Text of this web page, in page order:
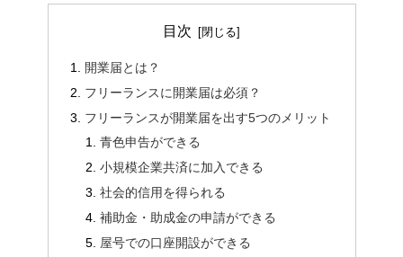
目次
開業届とは？
フリーランスに開業届は必須？
フリーランスが開業届を出す5つのメリット
青色申告ができる
小規模企業共済に加入できる
社会的信用を得られる
補助金・助成金の申請ができる
屋号での口座開設ができる